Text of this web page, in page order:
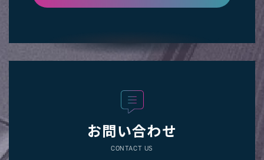
お問い合わせ
CONTACT US